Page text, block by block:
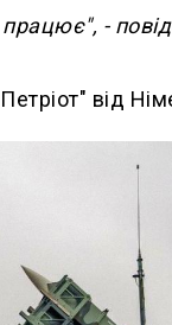
працює", -
від